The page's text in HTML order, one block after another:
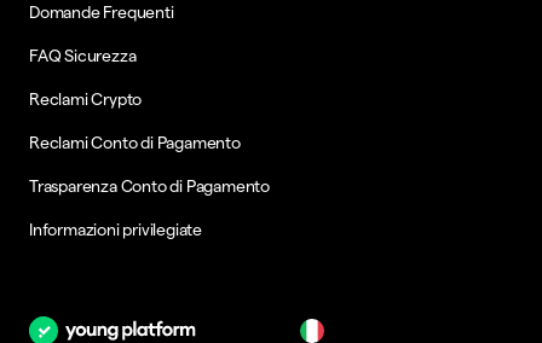
Domande Frequenti
FAQ Sicurezza
Reclami Crypto
Reclami Conto di Pagamento
Trasparenza Conto di Pagamento
Informazioni privilegiate